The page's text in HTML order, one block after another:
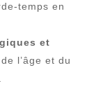
temps en
et
l’âge et du